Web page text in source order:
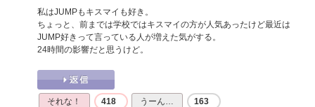
私はJUMPもキスマイも好き。
ちょっと、前までは学校ではキスマイの方が人気あったけど最近は
JUMP好きって言っている人が増えた気がする。
24時間の影響だと思うけど。
それな！ 418 うーん… 163